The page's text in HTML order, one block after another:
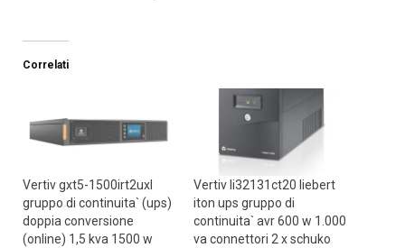
Correlati
Vertiv gxt5-1500irt2uxl
gruppo di continuita` (ups)
doppia conversione
(online) 1,5 kva 1500 w
Vertiv li32131ct20 liebert
iton ups gruppo di
continuita` avr 600 w 1.000
va connettori 2 x schuko